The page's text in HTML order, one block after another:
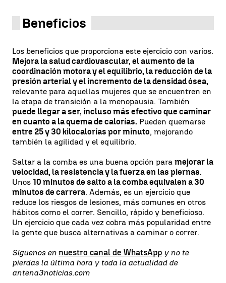
Beneficios
Los beneficios que proporciona este ejercicio con varios.
Mejora la salud cardiovascular, el aumento de la
coordinación motora y el equilibrio, la reducción de la
presión arterial y el incremento de la densidad ósea,
relevante para aquellas mujeres que se encuentren en
la etapa de transición a la menopausia. También
puede llegar a ser, incluso más efectivo que caminar
en cuanto a la quema de calorías. Pueden quemarse
entre 25 y 30 kilocalorías por minuto, mejorando
también la agilidad y el equilibrio.
Saltar a la comba es una buena opción para mejorar la
velocidad, la resistencia y la fuerza en las piernas.
Unos 10 minutos de salto a la comba equivalen a 30
minutos de carrera. Además, es un ejercicio que
reduce los riesgos de lesiones, más comunes en otros
hábitos como el correr. Sencillo, rápido y beneficioso.
Un ejercicio que cada vez cobra más popularidad entre
la gente que busca alternativas a caminar o correr.
Síguenos en nuestro canal de WhatsApp y no te
pierdas la última hora y toda la actualidad de
antena3noticias.com